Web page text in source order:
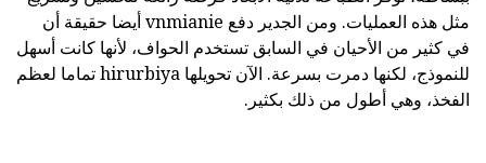
مثل هذه العمليات. ومن الجدير دفع vnmianie أيضا حقيقة أن
في كثير من الأحيان في السابق تستخدم الحواف، لأنها كانت أسهل
للنموذج، لكنها دمرت بسرعة. الآن تحويلها hirurbiya تماما لعظم
الفخذ، وهي أطول من ذلك بكثير.